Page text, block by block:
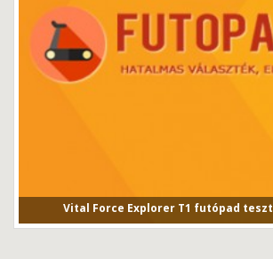
Vital Force Explorer T1 futópad teszt